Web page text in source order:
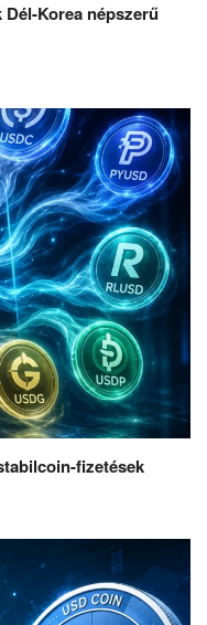
Korea népszerű
fizetések